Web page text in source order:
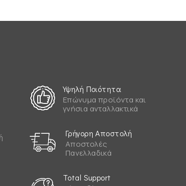
Υψηλή Ποιότητα
Επώνυμα προϊόντα και
γνήσια ανταλλακτικά
Γρήγορη Αποστολή
Αποστολές
Πανελλαδικά
Total Support